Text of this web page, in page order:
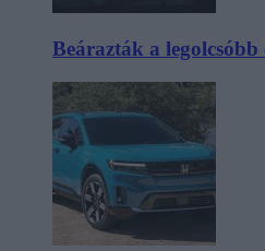
Beárazták a